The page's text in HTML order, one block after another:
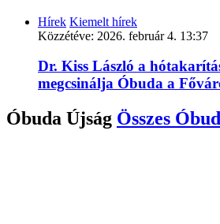
Hírek Kiemelt hírek
Közzétéve: 2026. február 4. 13:37
Dr. Kiss László a
megcsinálja Óbuda a
Óbuda Újság Összes